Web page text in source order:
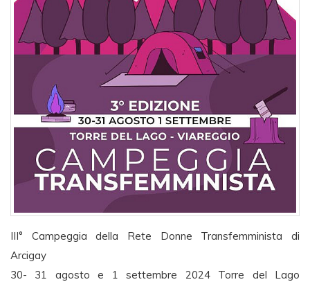
III° Campeggia della Rete Donne Transfemminista di
Arcigay
30- 31 agosto e 1 settembre 2024 Torre del Lago